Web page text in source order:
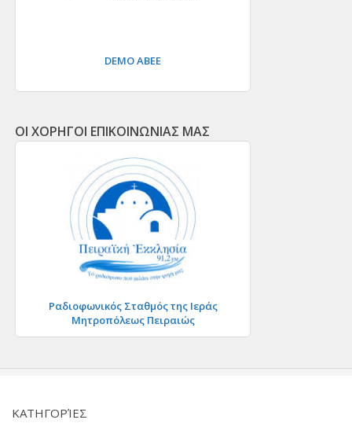
DEMO ΑΒΕΕ
ΟΙ ΧΟΡΗΓΟΙ ΕΠΙΚΟΙΝΩΝΙΑΣ ΜΑΣ
Ραδιοφωνικός Σταθμός της Ιεράς
Μητροπόλεως Πειραιώς
KΑΤΗΓΟΡΊΕΣ